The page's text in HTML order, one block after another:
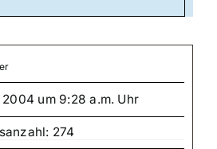
um 9:28 a.m. Uhr
274